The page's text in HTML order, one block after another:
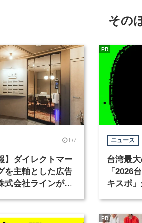
その
8/7
】ダイレクトマー
を主軸とした広告
式会社ラインが、
ニュース
台湾最
「2026
キスポ
PR
PR